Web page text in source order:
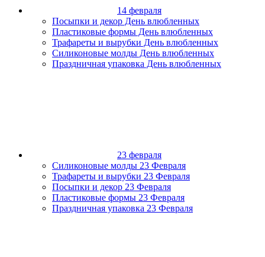
14 февраля
Посыпки и декор День влюбленных
Пластиковые формы День влюбленных
Трафареты и вырубки День влюбленных
Силиконовые молды День влюбленных
Праздничная упаковка День влюбленных
23 февраля
Силиконовые молды 23 Февраля
Трафареты и вырубки 23 Февраля
Посыпки и декор 23 Февраля
Пластиковые формы 23 Февраля
Праздничная упаковка 23 Февраля